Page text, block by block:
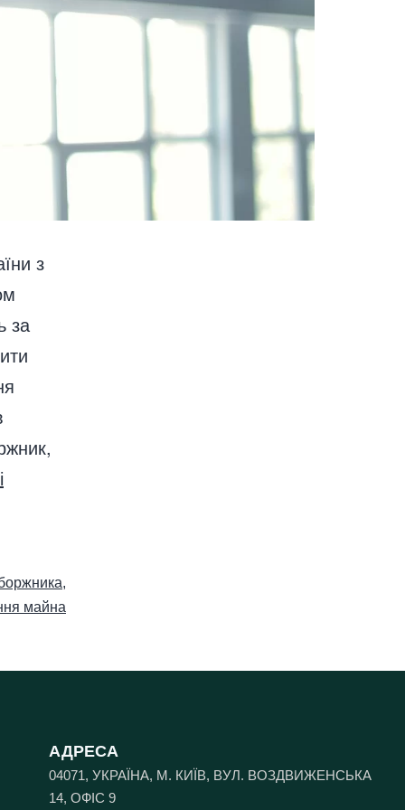
з
за
боржника,
майна
АДРЕСА
04071, УКРАЇНА, М. КИЇВ, ВУЛ. ВОЗДВИЖЕНСЬКА
14, ОФІС 9